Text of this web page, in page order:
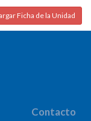
Ficha de la Unidad
Contacto